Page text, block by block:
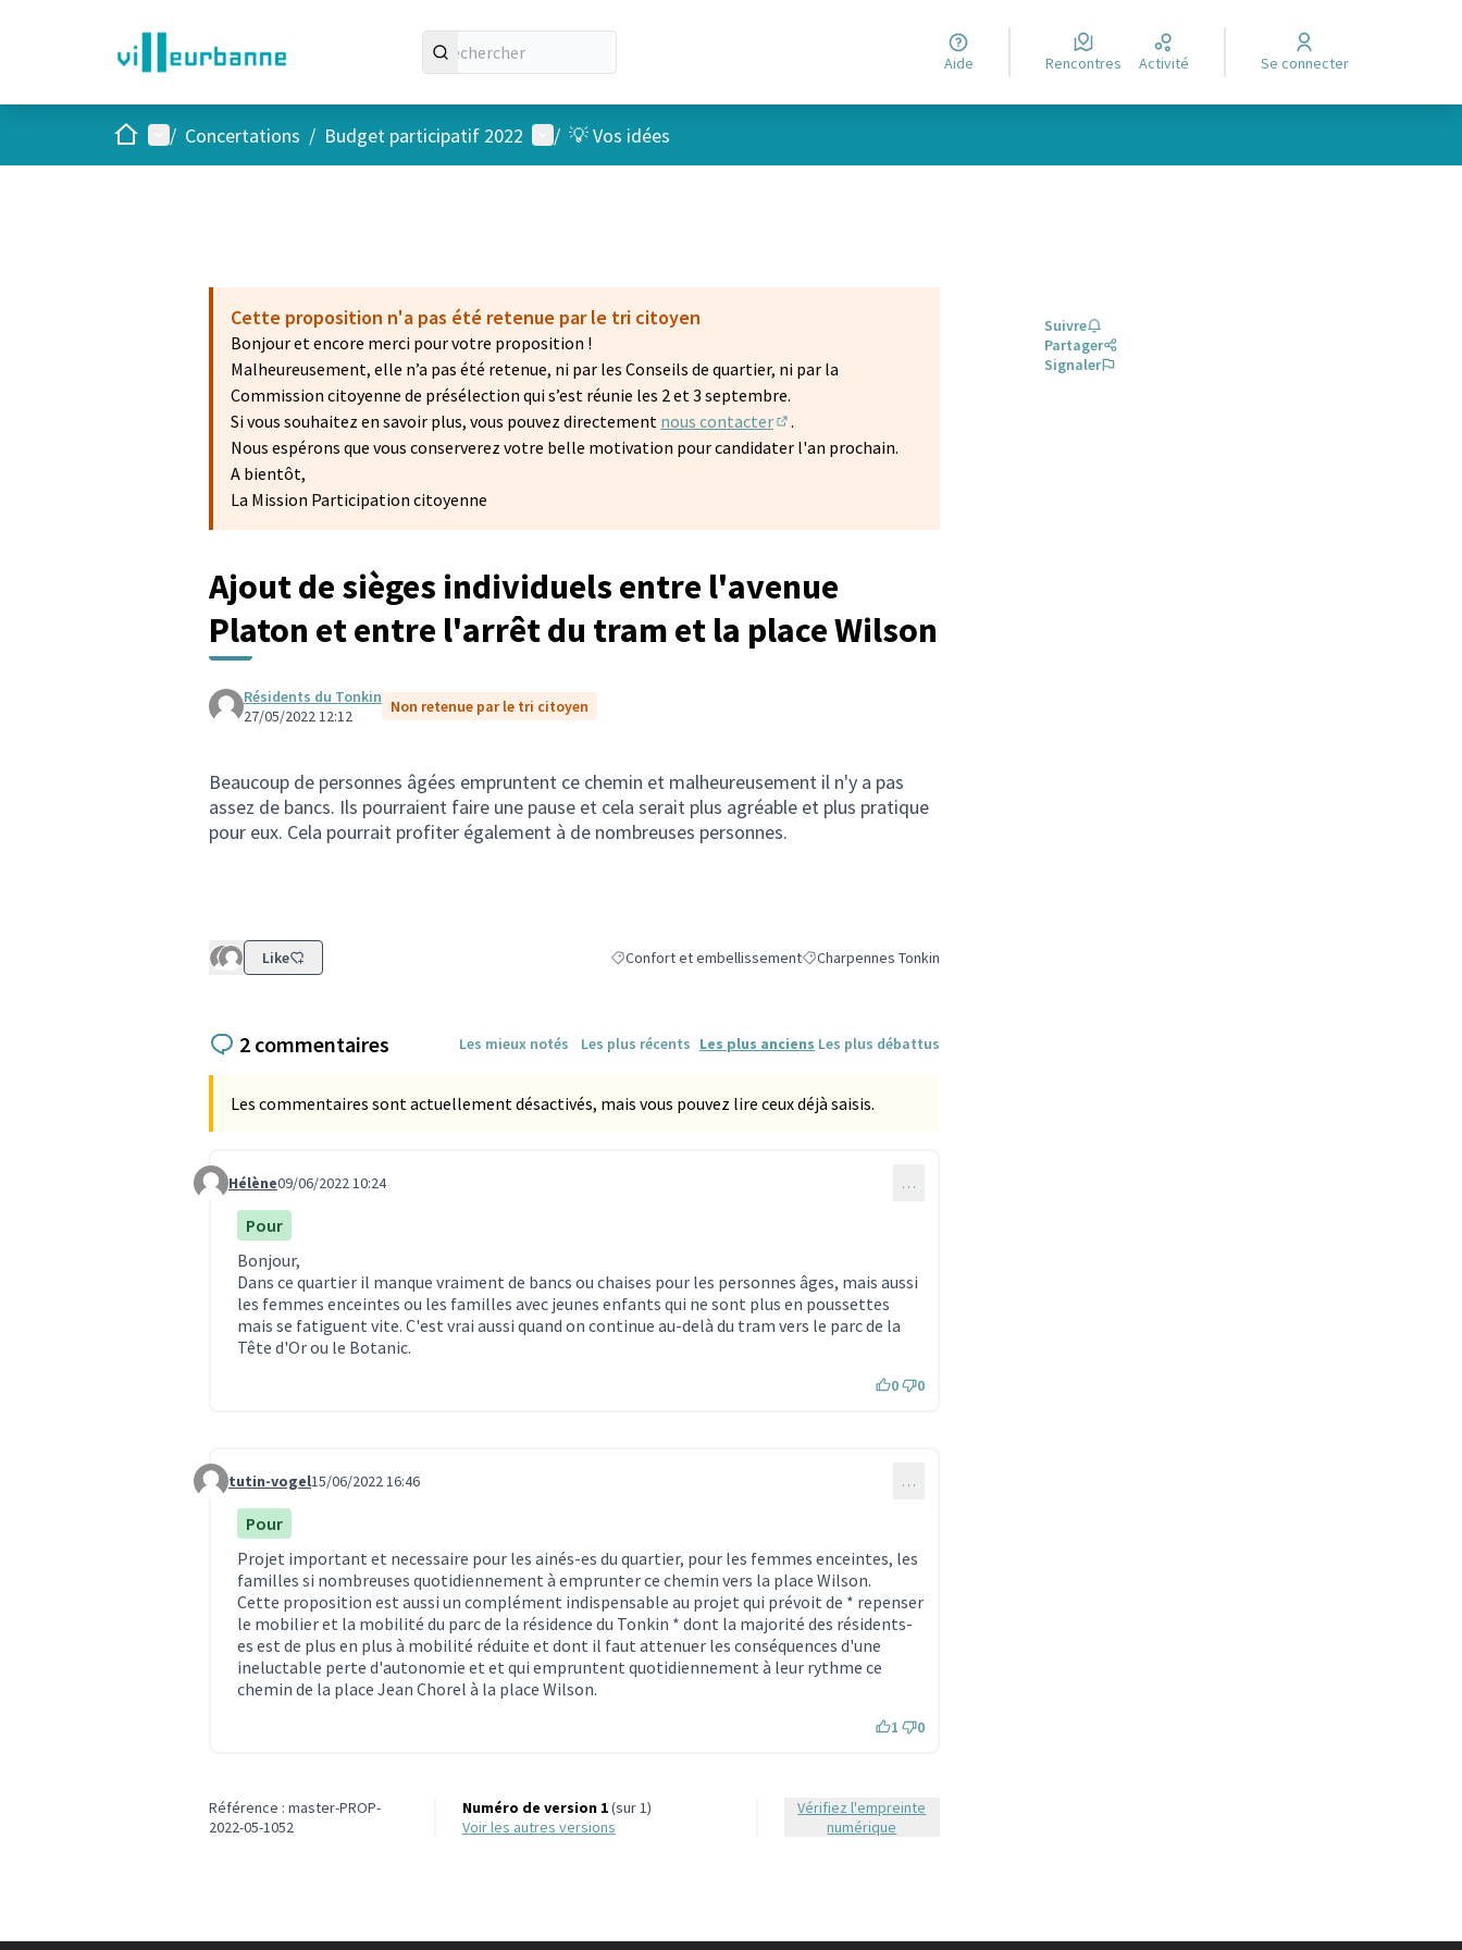
Aide Rencontres Activité Se connecter
AccueilMenu principal
/ Concertations / Budget participatif 2022 Menu utilisateur
/ 💡 Vos idées
Cette proposition n'a pas été retenue par le tri citoyen
Bonjour et encore merci pour votre proposition !
Malheureusement, elle n’a pas été retenue, ni par les Conseils de quartier, ni par la
Commission citoyenne de présélection qui s’est réunie les 2 et 3 septembre.
Si vous souhaitez en savoir plus, vous pouvez directement nous contacter
(S'ouvre dans un nouvel onglet)
.
Nous espérons que vous conserverez votre belle motivation pour candidater l'an prochain.
A bientôt,
La Mission Participation citoyenne
Ajout de sièges individuels entre l'avenue
Platon et entre l'arrêt du tram et la place Wilson
Résidents du Tonkin
27/05/2022 12:12
Non retenue par le tri citoyen
Beaucoup de personnes âgées empruntent ce chemin et malheureusement il n'y a pas
assez de bancs. Ils pourraient faire une pause et cela serait plus agréable et plus pratique
pour eux. Cela pourrait profiter également à de nombreuses personnes.
Like Filtrer les résultats de la catégorie : Confort et embellissement
Confort et embellissementFiltrer les résultats pour le secteur : Charpennes Tonkin
Charpennes Tonkin
Suivre
Partager
Signaler
2 commentaires Les mieux notés Les plus récents Les plus anciens Les plus débattus
Les commentaires sont actuellement désactivés, mais vous pouvez lire ceux déjà saisis.
Commentaire 1683
Hélène09/06/2022 10:24 …
Pour
Bonjour,
Dans ce quartier il manque vraiment de bancs ou chaises pour les personnes âges, mais aussi
les femmes enceintes ou les familles avec jeunes enfants qui ne sont plus en poussettes
mais se fatiguent vite. C'est vrai aussi quand on continue au-delà du tram vers le parc de la
Tête d'Or ou le Botanic.
0 0
Commentaire 1780
tutin-vogel15/06/2022 16:46 …
Pour
Projet important et necessaire pour les ainés-es du quartier, pour les femmes enceintes, les
familles si nombreuses quotidiennement à emprunter ce chemin vers la place Wilson.
Cette proposition est aussi un complément indispensable au projet qui prévoit de * repenser
le mobilier et la mobilité du parc de la résidence du Tonkin * dont la majorité des résidents-
es est de plus en plus à mobilité réduite et dont il faut attenuer les conséquences d'une
ineluctable perte d'autonomie et et qui empruntent quotidiennement à leur rythme ce
chemin de la place Jean Chorel à la place Wilson.
1 0
Référence : master-PROP-
2022-05-1052
Numéro de version 1(sur 1)
voir les autres versions
Vérifiez l'empreinte
numérique